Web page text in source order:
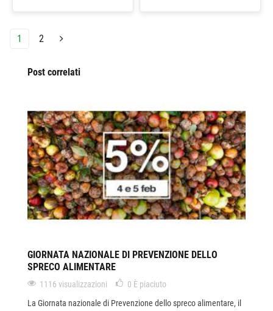
1 2
Post correlati
GIORNATA NAZIONALE DI PREVENZIONE DELLO
SPRECO ALIMENTARE
1116 visualizzazioni 0 È piaciuto
La Giornata nazionale di Prevenzione dello spreco alimentare, il